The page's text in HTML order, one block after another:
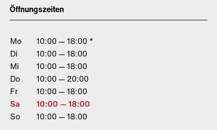
Öffnungszeiten
Mo
10:00 — 18:00 *
Di
10:00 — 18:00
Mi
10:00 — 18:00
Do
10:00 — 20:00
Fr
10:00 — 18:00
Sa
10:00 — 18:00
So
10:00 — 18:00